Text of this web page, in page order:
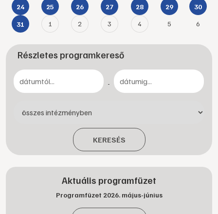
24 25 26 27 28 29 30
31 1 2 3 4 5 6
Részletes programkereső
-
KERESÉS
Aktuális programfüzet
Programfüzet 2026. május-június